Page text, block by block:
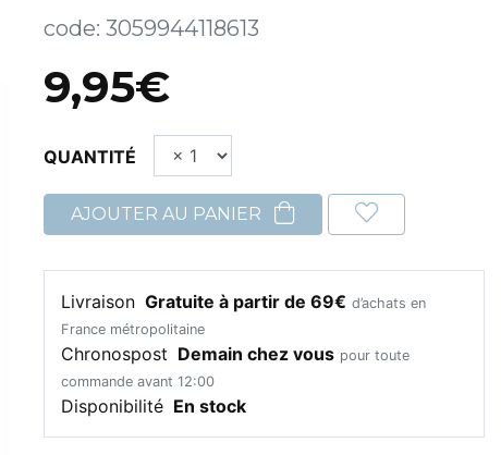
code: 3059944118613
9,95€
QUANTITÉ
AJOUTER AU PANIER
Livraison Gratuite à partir de 69€ d’achats en
France métropolitaine
Chronospost Demain chez vous pour toute
commande avant 12:00
Disponibilité En stock